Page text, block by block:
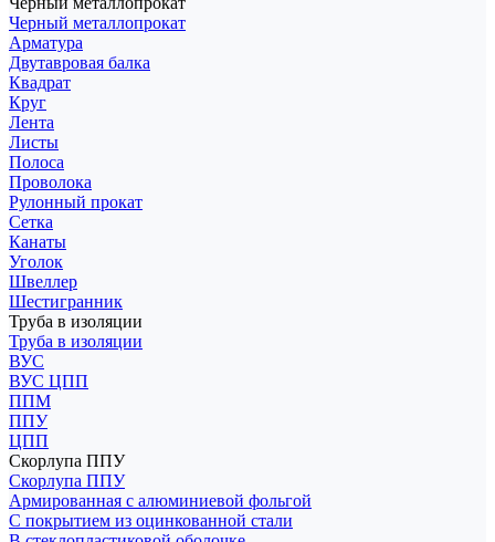
Черный металлопрокат
Арматура
Двутавровая балка
Квадрат
Круг
Лента
Листы
Полоса
Проволока
Рулонный прокат
Сетка
Канаты
Уголок
Швеллер
Шестигранник
Труба в изоляции
Труба в изоляции
ВУС
ВУС ЦПП
ППМ
ППУ
ЦПП
Скорлупа ППУ
Скорлупа ППУ
Армированная с алюминиевой фольгой
С покрытием из оцинкованной стали